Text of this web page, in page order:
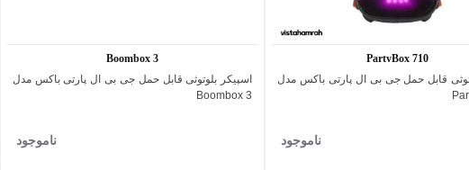
اضافه به مقایسه
PartyBox 710
قابل حمل جی بی ال پارتی باکس مدل
ناموجود
اضافه به مقایسه
Boombox 3
اسپیکر بلوتوثی قابل حمل جی بی ال پارتی باکس مدل
Boombox 3
ناموجود